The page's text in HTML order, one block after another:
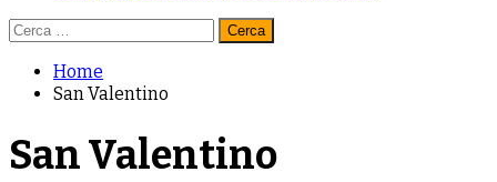
Ricerca
Home
San Valentino
San Valentino